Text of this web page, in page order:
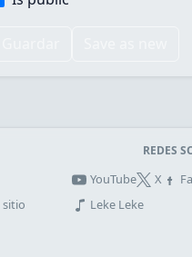
sitio
REDES
YouTube X
Leke Leke